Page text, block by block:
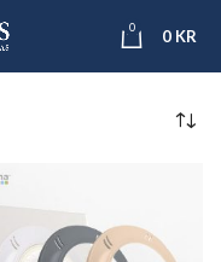
0 0 KR